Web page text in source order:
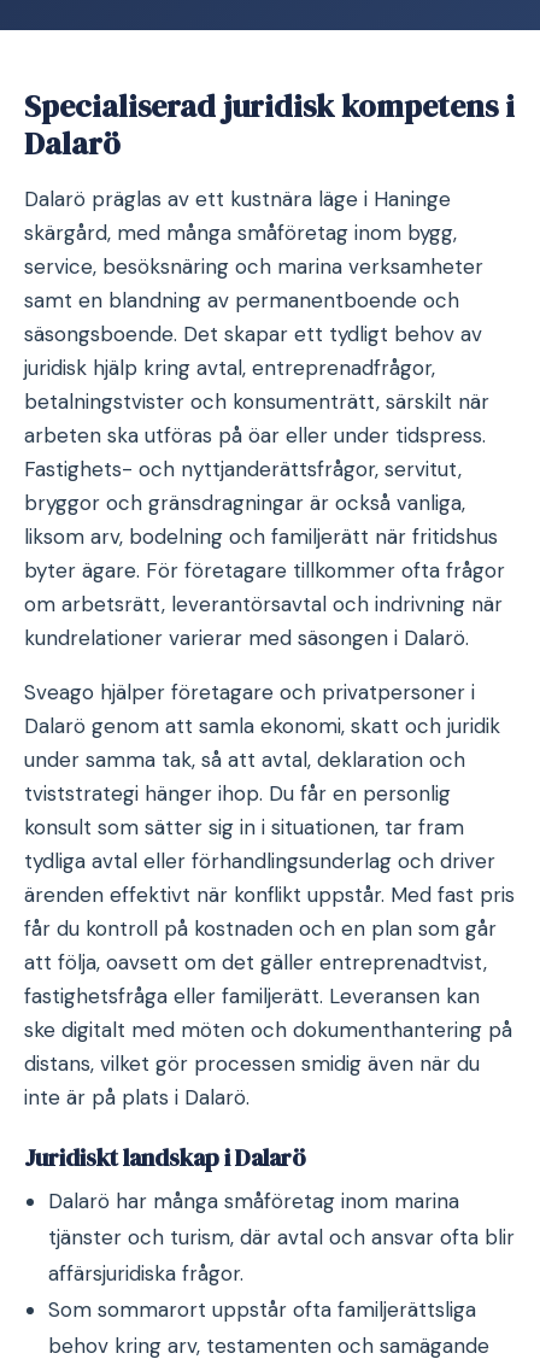
Specialiserad juridisk kompetens i
Dalarö
Dalarö präglas av ett kustnära läge i Haninge
skärgård, med många småföretag inom bygg,
service, besöksnäring och marina verksamheter
samt en blandning av permanentboende och
säsongsboende. Det skapar ett tydligt behov av
juridisk hjälp kring avtal, entreprenadfrågor,
betalningstvister och konsumenträtt, särskilt när
arbeten ska utföras på öar eller under tidspress.
Fastighets- och nyttjanderättsfrågor, servitut,
bryggor och gränsdragningar är också vanliga,
liksom arv, bodelning och familjerätt när fritidshus
byter ägare. För företagare tillkommer ofta frågor
om arbetsrätt, leverantörsavtal och indrivning när
kundrelationer varierar med säsongen i Dalarö.
Sveago hjälper företagare och privatpersoner i
Dalarö genom att samla ekonomi, skatt och juridik
under samma tak, så att avtal, deklaration och
tviststrategi hänger ihop. Du får en personlig
konsult som sätter sig in i situationen, tar fram
tydliga avtal eller förhandlingsunderlag och driver
ärenden effektivt när konflikt uppstår. Med fast pris
får du kontroll på kostnaden och en plan som går
att följa, oavsett om det gäller entreprenadtvist,
fastighetsfråga eller familjerätt. Leveransen kan
ske digitalt med möten och dokumenthantering på
distans, vilket gör processen smidig även när du
inte är på plats i Dalarö.
Juridiskt landskap i Dalarö
Dalarö har många småföretag inom marina
tjänster och turism, där avtal och ansvar ofta blir
affärsjuridiska frågor.
Som sommarort uppstår ofta familjerättsliga
behov kring arv, testamenten och samägande